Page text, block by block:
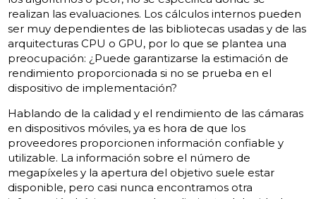
realizan las evaluaciones. Los cálculos internos pueden
ser muy dependientes de las bibliotecas usadas y de las
arquitecturas CPU o GPU, por lo que se plantea una
preocupación: ¿Puede garantizarse la estimación de
rendimiento proporcionada si no se prueba en el
dispositivo de implementación?
Hablando de la calidad y el rendimiento de las cámaras
en dispositivos móviles, ya es hora de que los
proveedores proporcionen información confiable y
utilizable. La información sobre el número de
megapíxeles y la apertura del objetivo suele estar
disponible, pero casi nunca encontramos otra